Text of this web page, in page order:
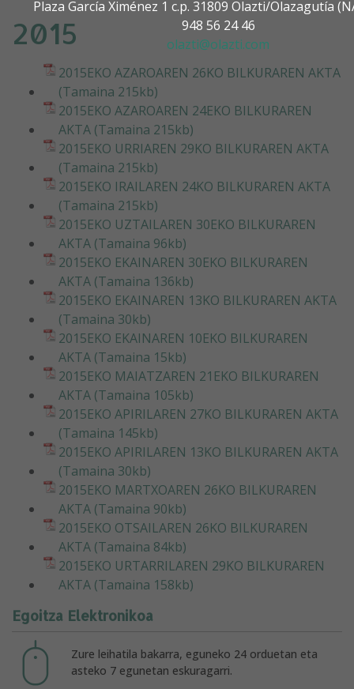
Plaza García Ximénez 1 c.p. 31809 Olazti/Olazagutía
948 56 24 46
olazti@olazti.com
2015
2015EKO AZAROAREN 26KO BILKURAREN AKTA
(Tamaina 215kb)
2015EKO AZAROAREN 24EKO BILKURAREN
AKTA (Tamaina 215kb)
2015EKO URRIAREN 29KO BILKURAREN AKTA
(Tamaina 215kb)
2015EKO IRAILAREN 24KO BILKURAREN AKTA
(Tamaina 215kb)
2015EKO UZTAILAREN 30EKO BILKURAREN
AKTA (Tamaina 96kb)
2015EKO EKAINAREN 30EKO BILKURAREN
AKTA (Tamaina 136kb)
2015EKO EKAINAREN 13KO BILKURAREN AKTA
(Tamaina 30kb)
2015EKO EKAINAREN 10EKO BILKURAREN
AKTA (Tamaina 15kb)
2015EKO MAIATZAREN 21EKO BILKURAREN
AKTA (Tamaina 105kb)
2015EKO APIRILAREN 27KO BILKURAREN AKTA
(Tamaina 145kb)
2015EKO APIRILAREN 13KO BILKURAREN AKTA
(Tamaina 30kb)
2015EKO MARTXOAREN 26KO BILKURAREN
AKTA (Tamaina 90kb)
2015EKO OTSAILAREN 26KO BILKURAREN
AKTA (Tamaina 84kb)
2015EKO URTARRILAREN 29KO BILKURAREN
AKTA (Tamaina 158kb)
Egoitza Elektronikoa
Zure leihatila bakarra, eguneko 24 orduetan eta
asteko 7 egunetan eskuragarri.